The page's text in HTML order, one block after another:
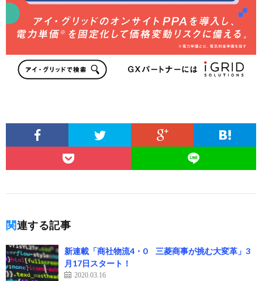
関連する記事
新連載「商社物流4・0 三菱商事が挑む大変革」3
月17日スタート！
2020.03.16